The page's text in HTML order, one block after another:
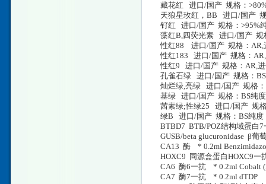
藏花红 进口/国产 规格：
天狼星玫红，BB 进口/国产
钌红 进口/国产 规格：>95%
藻红B,四荧光素 进口/国产 规
性红88 进口/国产 规格：AR,
性红183 进口/国产 规格：
性红9 进口/国产 规格：AR,进
孔雀石绿 进口/国产 规格：BS
灿烂绿,亮绿 进口/国产 规格：
基绿 进口/国产 规格：BS纯
茜素绿;性绿25 进口/国产 规
绿B 进口/国产 规格：BS纯度
BTBD7 BTB/POZ结构域蛋白7
GUSB/beta glucuronidase β葡
CA13 酶 * 0.2ml
HOXC9 同源盒蛋白HOXC9一
CA6 酶6一抗 * 0.2ml Cobalt
CA7 酶7一抗 * 0.2ml dTDP